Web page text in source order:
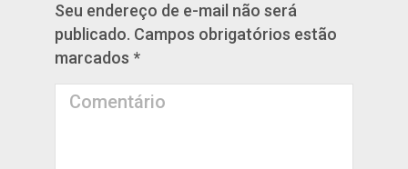
Seu endereço de e-mail não será
publicado. Campos obrigatórios estão
marcados *
Comentário